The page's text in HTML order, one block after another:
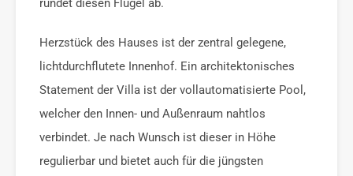
Herzstück des Hauses ist der zentral gelegene,
lichtdurchflutete Innenhof. Ein architektonisches
Statement der Villa ist der vollautomatisierte Pool,
welcher den Innen- und Außenraum nahtlos
verbindet. Je nach Wunsch ist dieser in Höhe
regulierbar und bietet auch für die jüngsten